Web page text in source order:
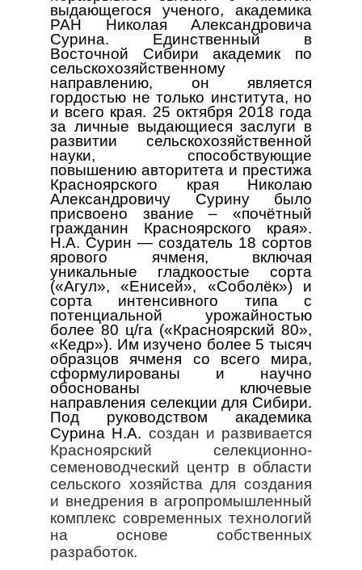
выдающегося ученого, академика
РАН Николая Александровича
Сурина. Единственный в
Восточной Сибири академик по
сельскохозяйственному
направлению, он является
гордостью не только института, но
и всего края. 25 октября 2018 года
за личные выдающиеся заслуги в
развитии сельскохозяйственной
науки, способствующие
повышению авторитета и престижа
Красноярского края Николаю
Александровичу Сурину было
присвоено звание – «почётный
гражданин
Красноярского края».
Н.А. Сурин — создатель 18 сортов
ярового ячменя, включая
уникальные гладкоостые сорта
(«Агул», «Енисей», «Соболёк») и
сорта интенсивного типа с
потенциальной урожайностью
более 80 ц/га («Красноярский 80»,
«Кедр»). Им изучено более 5 тысяч
образцов ячменя со всего мира,
сформулированы и научно
обоснованы ключевые
направления селекции для Сибири.
Под руководством академика
Сурина Н.А. создан и развивается
Красноярский селекционно-
семеноводческий центр в области
сельского хозяйства для создания
и внедрения в агропромышленный
комплекс современных технологий
на основе собственных
разработок.